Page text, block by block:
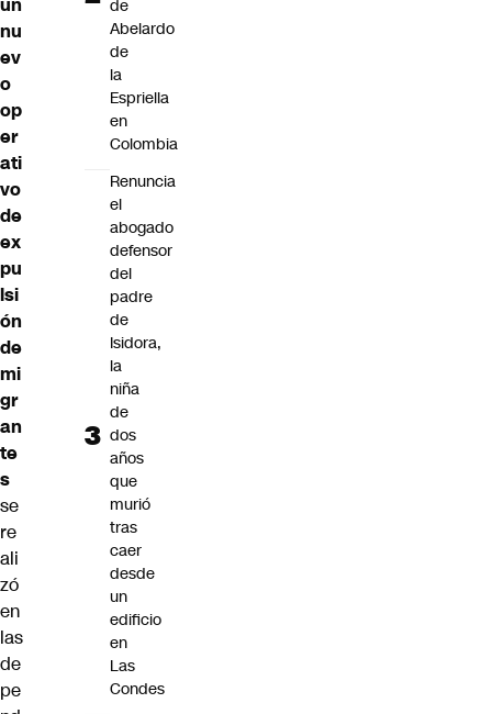
nu
ev
o
op
er
ati
vo
de
ex
pu
lsi
ón
de
mi
gr
an
te
s
se
re
ali
zó
en
las
de
pe
de
Abelardo
de
la
Espriella
en
Colombia
Renuncia
el
abogado
defensor
del
padre
de
Isidora,
la
niña
de
dos
años
que
murió
tras
caer
desde
un
edificio
en
Las
Condes